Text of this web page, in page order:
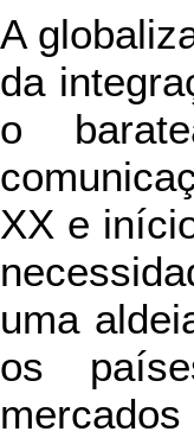
A
da
o
XX e
uma
os